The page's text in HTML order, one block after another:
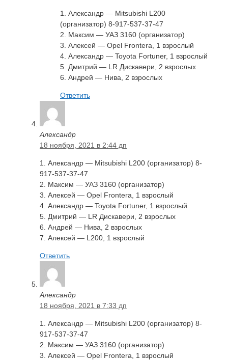
1. Александр — Mitsubishi L200
(организатор) 8-917-537-37-47
2. Максим — УАЗ 3160 (организатор)
3. Алексей — Opel Frontera, 1 взрослый
4. Александр — Toyota Fortuner, 1 взрослый
5. Дмитрий — LR Дискавери, 2 взрослых
6. Андрей — Нива, 2 взрослых
Ответить
Александр
18 ноября, 2021 в 2:44 дп
1. Александр — Mitsubishi L200 (организатор) 8-
917-537-37-47
2. Максим — УАЗ 3160 (организатор)
3. Алексей — Opel Frontera, 1 взрослый
4. Александр — Toyota Fortuner, 1 взрослый
5. Дмитрий — LR Дискавери, 2 взрослых
6. Андрей — Нива, 2 взрослых
7. Алексей — L200, 1 взрослый
Ответить
Александр
18 ноября, 2021 в 7:33 дп
1. Александр — Mitsubishi L200 (организатор) 8-
917-537-37-47
2. Максим — УАЗ 3160 (организатор)
3. Алексей — Opel Frontera, 1 взрослый